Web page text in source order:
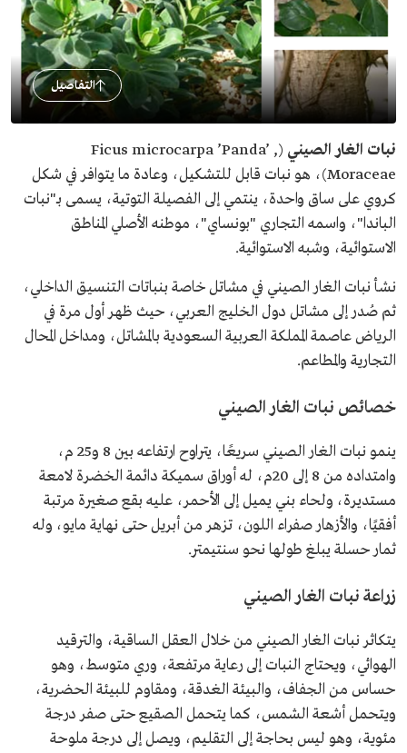
التفاصيل
نبات الغار الصيني (Ficus microcarpa ’Panda’ ,
Moraceae)، هو نبات قابل للتشكيل، وعادة ما يتوافر في شكل
كروي على ساق واحدة، ينتمي إلى الفصيلة التوتية، يسمى بـ"نبات
الباندا"، واسمه التجاري "بونساي"، موطنه الأصلي المناطق
الاستوائية، وشبه الاستوائية.
نشأ نبات الغار الصيني في مشاتل خاصة بنباتات التنسيق الداخلي،
ثم صُدر إلى مشاتل دول الخليج العربي، حيث ظهر أول مرة في
الرياض عاصمة المملكة العربية السعودية بالمشاتل، ومداخل المحال
التجارية والمطاعم.
خصائص نبات الغار الصيني
ينمو نبات الغار الصيني سريعًا، يتراوح ارتفاعه بين 8 و25 م،
وامتداده من 8 إلى 20م، له أوراق سميكة دائمة الخضرة لامعة
مستديرة، ولحاء بني يميل إلى الأحمر، عليه بقع صغيرة مرتبة
أفقيًا، والأزهار صفراء اللون، تزهر من أبريل حتى نهاية مايو، وله
ثمار حسلة يبلغ طولها نحو سنتيمتر.
زراعة نبات الغار الصيني
يتكاثر نبات الغار الصيني من خلال العقل الساقية، والترقيد
الهوائي، ويحتاج النبات إلى رعاية مرتفعة، وري متوسط، وهو
حساس من الجفاف، والبيئة الغدقة، ومقاوم للبيئة الحضرية،
ويتحمل أشعة الشمس، كما يتحمل الصقيع حتى صفر درجة
مئوية، وهو ليس بحاجة إلى التقليم، ويصل إلى درجة ملوحة